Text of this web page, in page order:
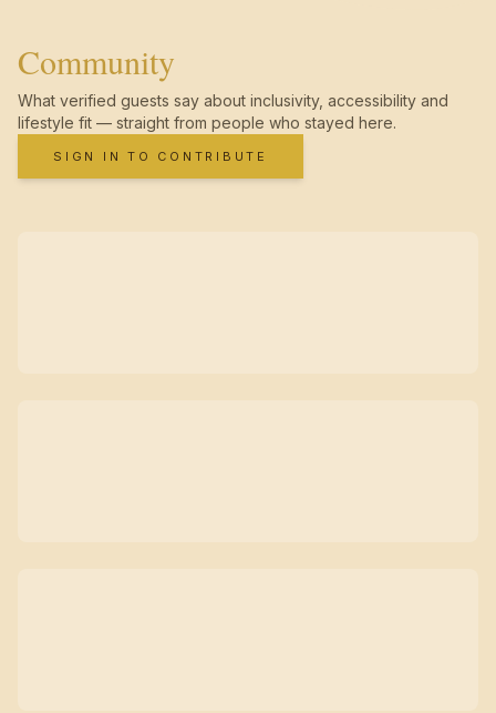
Community
What verified guests say about inclusivity, accessibility and
lifestyle fit — straight from people who stayed here.
SIGN IN TO CONTRIBUTE